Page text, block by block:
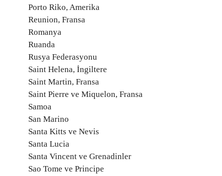
Porto Riko, Amerika
Reunion, Fransa
Romanya
Ruanda
Rusya Federasyonu
Saint Helena, İngiltere
Saint Martin, Fransa
Saint Pierre ve Miquelon, Fransa
Samoa
San Marino
Santa Kitts ve Nevis
Santa Lucia
Santa Vincent ve Grenadinler
Sao Tome ve Principe